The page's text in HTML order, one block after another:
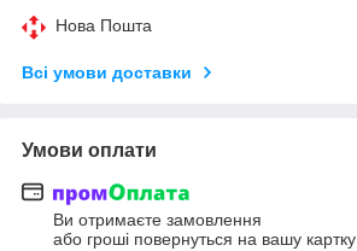
Нова Пошта
Всі умови доставки
Умови оплати
Ви отримаєте замовлення
або гроші повернуться на вашу картку